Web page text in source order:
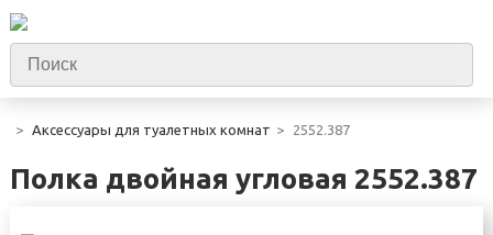
Аксессуары для туалетных комнат 2552.387
Полка двойная угловая 2552.387